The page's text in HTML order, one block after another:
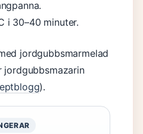
i 30–40 minuter.
jordgubbsmarmelad
).